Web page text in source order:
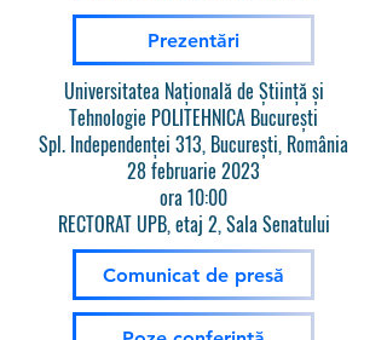
Prezentări
Universitatea Națională de Știință și
Tehnologie POLITEHNICA București
Spl. Independenței 313, București, România
28 februarie 2023
ora 10:00
RECTORAT UPB, etaj 2, Sala Senatului
Comunicat de presă